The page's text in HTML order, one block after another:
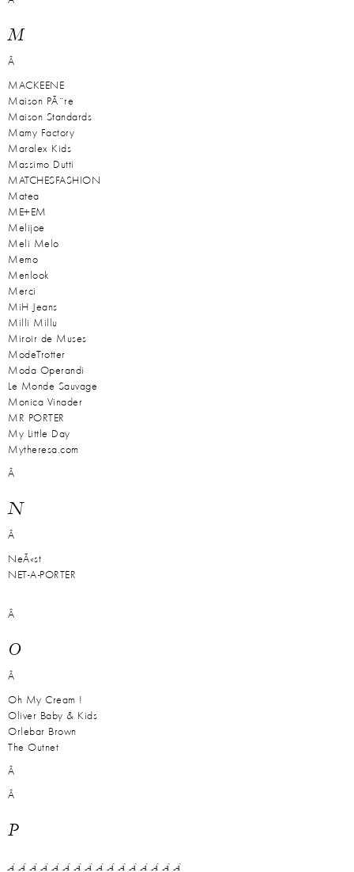
M
Â
MACKEENE
Maison PÃ¨re
Maison Standards
Mamy Factory
Maralex Kids
Massimo Dutti
MATCHESFASHION
Matea
ME+EM
Melijoe
Meli Melo
Memo
Menlook
Merci
MiH Jeans
Milli Millu
Miroir de Muses
ModeTrotter
Moda Operandi
Le Monde Sauvage
Monica Vinader
MR PORTER
My Little Day
Mytheresa.com
Â
N
Â
NeÃ«st
NET-A-PORTER
Â
O
Â
Oh My Cream !
Oliver Baby & Kids
Orlebar Brown
The Outnet
Â
Â
P
Â Â Â Â Â Â Â Â Â Â Â Â Â Â Â Â